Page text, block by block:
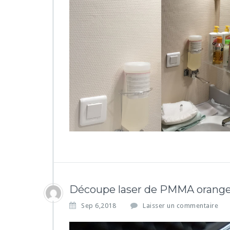
Découpe laser de PMMA
Sep 6,2018 Laisser un commentaire